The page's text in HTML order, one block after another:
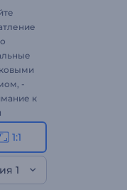
-
к
имя
1:1
1